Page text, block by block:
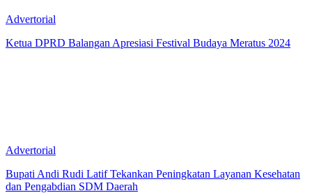
Advertorial
Ketua DPRD Balangan Apresiasi Festival Budaya Meratus 2024
Advertorial
Bupati Andi Rudi Latif Tekankan Peningkatan Layanan Kesehatan
dan Pengabdian SDM Daerah